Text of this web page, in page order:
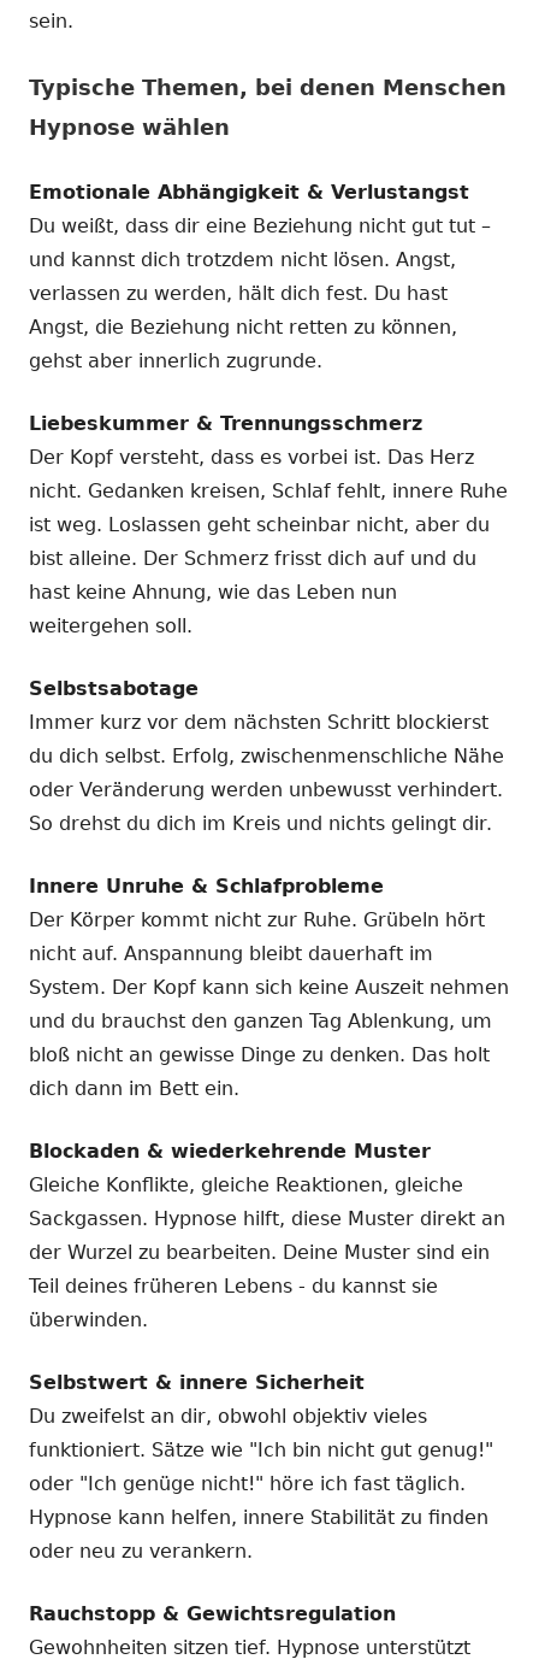
sein.
Typische Themen, bei denen Menschen
Hypnose wählen
Emotionale Abhängigkeit & Verlustangst
Du weißt, dass dir eine Beziehung nicht gut tut –
und kannst dich trotzdem nicht lösen. Angst,
verlassen zu werden, hält dich fest. Du hast
Angst, die Beziehung nicht retten zu können,
gehst aber innerlich zugrunde.
Liebeskummer & Trennungsschmerz
Der Kopf versteht, dass es vorbei ist. Das Herz
nicht. Gedanken kreisen, Schlaf fehlt, innere Ruhe
ist weg. Loslassen geht scheinbar nicht, aber du
bist alleine. Der Schmerz frisst dich auf und du
hast keine Ahnung, wie das Leben nun
weitergehen soll.
Selbstsabotage
Immer kurz vor dem nächsten Schritt blockierst
du dich selbst. Erfolg, zwischenmenschliche Nähe
oder Veränderung werden unbewusst verhindert.
So drehst du dich im Kreis und nichts gelingt dir.
Innere Unruhe & Schlafprobleme
Der Körper kommt nicht zur Ruhe. Grübeln hört
nicht auf. Anspannung bleibt dauerhaft im
System. Der Kopf kann sich keine Auszeit nehmen
und du brauchst den ganzen Tag Ablenkung, um
bloß nicht an gewisse Dinge zu denken. Das holt
dich dann im Bett ein.
Blockaden & wiederkehrende Muster
Gleiche Konflikte, gleiche Reaktionen, gleiche
Sackgassen. Hypnose hilft, diese Muster direkt an
der Wurzel zu bearbeiten. Deine Muster sind ein
Teil deines früheren Lebens - du kannst sie
überwinden.
Selbstwert & innere Sicherheit
Du zweifelst an dir, obwohl objektiv vieles
funktioniert. Sätze wie "Ich bin nicht gut genug!"
oder "Ich genüge nicht!" höre ich fast täglich.
Hypnose kann helfen, innere Stabilität zu finden
oder neu zu verankern.
Rauchstopp & Gewichtsregulation
Gewohnheiten sitzen tief. Hypnose unterstützt